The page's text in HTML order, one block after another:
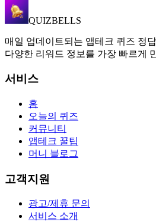
QUIZBELLS
매일 업데이트되는 앱테크 퀴즈 정
다양한 리워드 정보를 가장 빠르게
서비스
홈
오늘의 퀴즈
커뮤니티
앱테크 꿀팁
머니 블로그
고객지원
광고/제휴 문의
서비스 소개